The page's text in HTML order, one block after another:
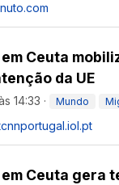
Ceuta
da UE
14:33 · Mundo
cnnportugal.iol.pt
Ceuta gera